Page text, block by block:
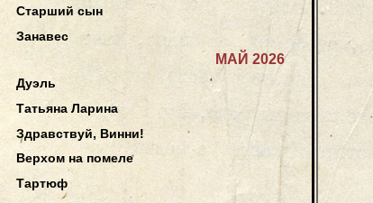
Старший сын
Занавес
МАЙ 2026
Дуэль
Татьяна Ларина
Здравствуй, Винни!
Верхом на помеле
Тартюф